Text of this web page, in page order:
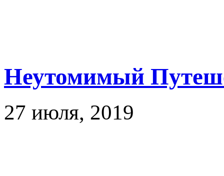
Неутомимый
27 июля, 2019